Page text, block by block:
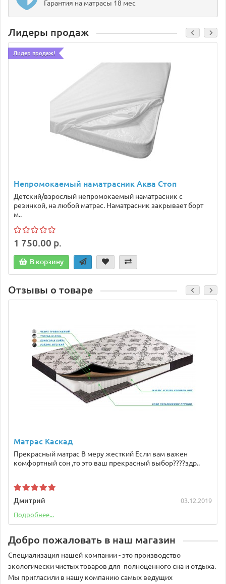
Гарантия на матрасы 18 мес
Лидеры продаж
Лидер продаж!
Непромокаемый наматрасник Аква Стоп
Детский/взрослый непромокаемый наматрасник с
резинкой, на любой матрас. Наматрасник закрывает борт
м..
1 750.00 р.
В корзину
Отзывы о товаре
Матрас Каскад
Прекрасный матрас В меру жесткий Если вам важен
комфортный сон ,то это ваш прекрасный выбор????здр..
Дмитрий
03.12.2019
Подробнее...
Добро пожаловать в наш магазин
Специализация нашей компании - это производство
экологически чистых товаров для полноценного сна и отдыха.
Мы пригласили в нашу компанию самых ведущих